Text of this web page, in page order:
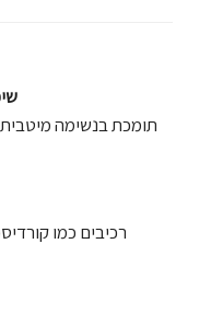
תומכת בנשימה
רכיבים כמו